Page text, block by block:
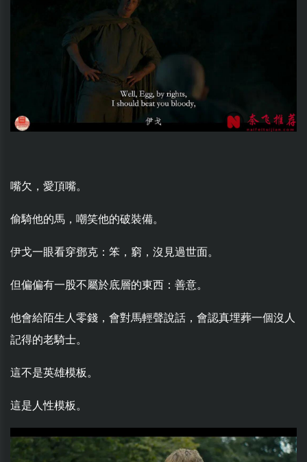
嘴欠，愛頂嘴。
偷騎他的馬，嘲笑他的破裝備。
伊戈一眼看穿鄧克：笨，窮，沒見過世面。
但偏偏有一股不屬於底層的東西：善意。
他會給陌生人零錢，會對馬輕聲說話，會認真埋葬一個沒人
記得的老騎士。
這不是英雄模板。
這是人性模板。